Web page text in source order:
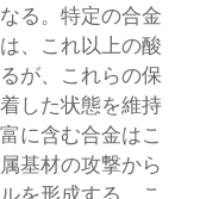
る。特定の合金
、これ以上の酸
が、これらの保
した状態を維持
に含む合金はこ
基材の攻撃から
を形成する。こ